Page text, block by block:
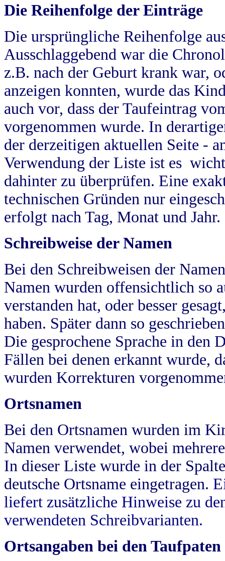
Die Reihenfolge der Einträge
Die ursprüngliche Reihenfolge
Ausschlaggebend war die
z.B. nach der Geburt krank war,
anzeigen konnten, wurde das
auch vor, dass der Taufeintrag
vorgenommen wurde. In
der derzeitigen aktuellen Seite -
Verwendung der Liste ist es
dahinter zu überprüfen. Eine
technischen Gründen nur
erfolgt nach Tag, Monat und Jahr.
Schreibweise der Namen
Bei den Schreibweisen der
Namen wurden offensichtlich so
verstanden hat, oder besser
haben. Später dann so
Die gesprochene Sprache in
Fällen bei denen erkannt wurde,
wurden Korrekturen
Ortsnamen
Bei den Ortsnamen wurden im
Namen verwendet, wobei
In dieser Liste wurde in der
deutsche Ortsname eingetragen.
liefert zusätzliche Hinweise zu
verwendeten Schreibvarianten.
Ortsangaben bei den Taufpaten